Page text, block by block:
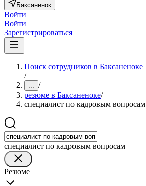
Баксаненок
Войти
Войти
Зарегистрироваться
Поиск сотрудников в Баксаненоке
/
... /
резюме в Баксаненоке/
специалист по кадровым вопросам
специалист по кадровым вопросам
Резюме